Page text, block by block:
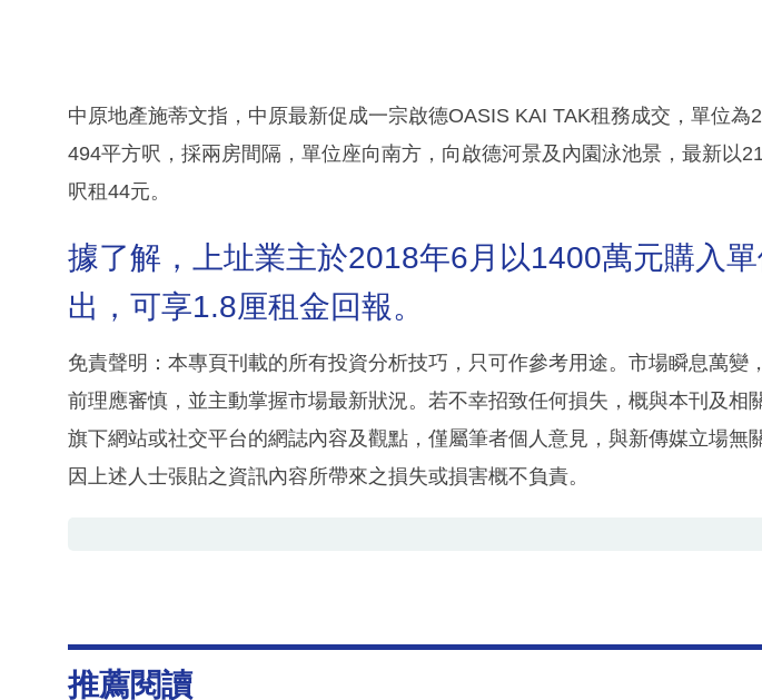
中原地產施蒂文指，中原最新促成一宗啟德OASIS KAI TAK租務成交，單位為
494平方呎，採兩房間隔，單位座向南方，向啟德河景及內園泳池景，最新以
呎租44元。
據了解，上址業主於2018年6月以1400萬元購入
出，可享1.8厘租金回報。
免責聲明：本專頁刊載的所有投資分析技巧，只可作參考用途。市場瞬息萬變
前理應審慎，並主動掌握市場最新狀況。若不幸招致任何損失，概與本刊及相
旗下網站或社交平台的網誌內容及觀點，僅屬筆者個人意見，與新傳媒立場無
因上述人士張貼之資訊內容所帶來之損失或損害概不負責。
推薦閱讀